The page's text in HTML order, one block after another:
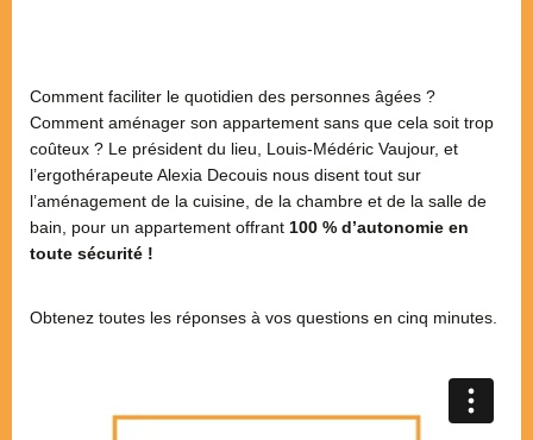
Comment faciliter le quotidien des personnes âgées ?
Comment aménager son appartement sans que cela soit trop
coûteux ? Le président du lieu, Louis-Médéric Vaujour, et
l’ergothérapeute Alexia Decouis nous disent tout sur
l’aménagement de la cuisine, de la chambre et de la salle de
bain, pour un appartement offrant 100 % d’autonomie en
toute sécurité !
Obtenez toutes les réponses à vos questions en cinq minutes.